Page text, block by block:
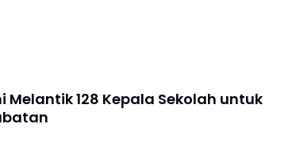
Melantik 128 Kepala Sekolah untuk